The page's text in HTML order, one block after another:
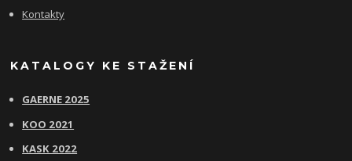
Kontakty
KATALOGY KE STAŽENÍ
GAERNE 2025
KOO 2021
KASK 2022